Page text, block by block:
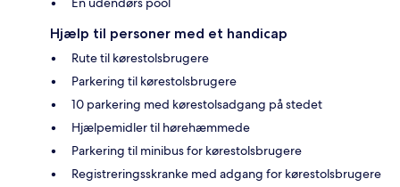
Hjælp til personer med et handicap
Rute til kørestolsbrugere
Parkering til kørestolsbrugere
10 parkering med kørestolsadgang på stedet
Hjælpemidler til hørehæmmede
Parkering til minibus for kørestolsbrugere
Registreringsskranke med adgang for kørestolsbrugere